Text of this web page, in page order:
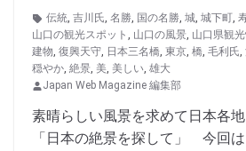
伝統, 吉川氏, 名勝, 国の名勝, 城, 城下町,
山口の観光スポット , 山口の風景, 山口県観
建物, 復興天守, 日本三名橋, 東京, 橋, 毛利氏,
穏やか, 絶景, 美, 美しい, 雄大
Japan Web Magazine 編集部
素晴らしい風景を求めて日本各
「日本の絶景を探して」 今回